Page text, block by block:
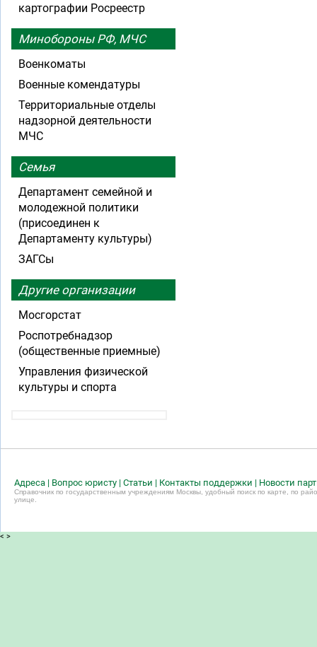
картографии Росреестр
Минобороны РФ, МЧС
Военкоматы
Военные комендатуры
Территориальные отделы
надзорной деятельности
МЧС
Семья
Департамент семейной и
молодежной политики
(присоединен к
Департаменту культуры)
ЗАГСы
Другие организации
Мосгорстат
Роспотребнадзор
(общественные приемные)
Управления физической
культуры и спорта
Адреса | Вопрос юристу | Статьи | Контакты поддержки | Новости
Справочник по государственным учреждениям Москвы, удобный поиск по карте, по
улице.
< >